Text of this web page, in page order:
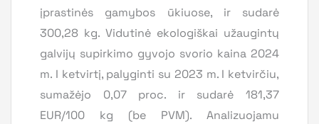
įprastinės gamybos ūkiuose, ir sudarė
300,28 kg. Vidutinė ekologiškai užaugintų
galvijų supirkimo gyvojo svorio kaina 2024
m. I ketvirtį, palyginti su 2023 m. I ketvirčiu,
sumažėjo 0,07 proc. ir sudarė 181,37
EUR/100 kg (be PVM). Analizuojamu